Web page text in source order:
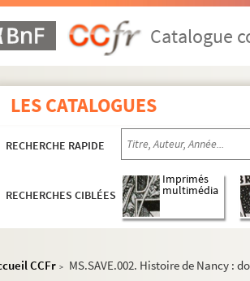
Catalogue
LES CATALOGUES
RECHERCHE RAPIDE
RECHERCHES CIBLÉES
Imprimés
multimédia
CCFr > MS.SAVE.002. Histoire de Nancy :